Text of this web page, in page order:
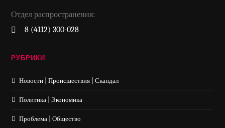
Отдел распространения:
8 (4112) 300-028
РУБРИКИ
Новости | Происшествия | Скандал
Политика | Экономика
Проблема | Общество